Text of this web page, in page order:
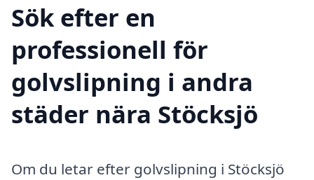
Sök efter en
professionell för
golvslipning i andra
städer nära Stöcksjö
Om du letar efter golvslipning i Stöcksjö